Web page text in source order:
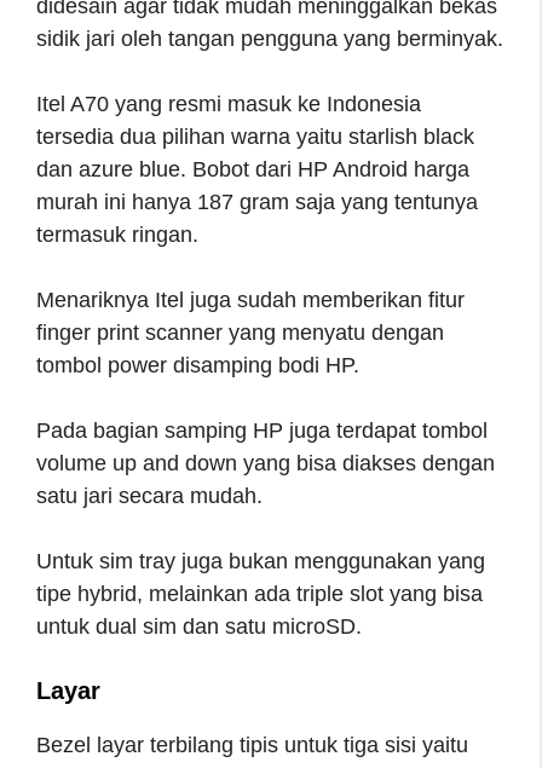
didesain agar tidak mudah meninggalkan bekas
sidik jari oleh tangan pengguna yang berminyak.
Itel A70 yang resmi masuk ke Indonesia
tersedia dua pilihan warna yaitu starlish black
dan azure blue. Bobot dari HP Android harga
murah ini hanya 187 gram saja yang tentunya
termasuk ringan.
Menariknya Itel juga sudah memberikan fitur
finger print scanner yang menyatu dengan
tombol power disamping bodi HP.
Pada bagian samping HP juga terdapat tombol
volume up and down yang bisa diakses dengan
satu jari secara mudah.
Untuk sim tray juga bukan menggunakan yang
tipe hybrid, melainkan ada triple slot yang bisa
untuk dual sim dan satu microSD.
Layar
Bezel layar terbilang tipis untuk tiga sisi yaitu